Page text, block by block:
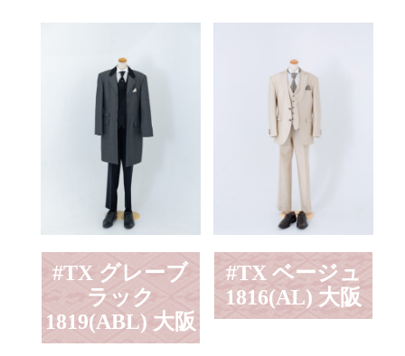
#TX グレーブ
ラック
1819(ABL) 大阪
#TX ベージュ
1816(AL) 大阪